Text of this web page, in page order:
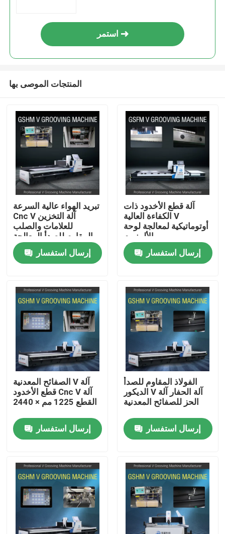
منزل
إتصال
أشرطة فيديو
آلة الحز V عالية السرعة
آلة الحز CNC V
آلة الحز التلقائي V
آلة الحز الصفائح المعدنية
آلة V Groover
استمر
المنتجات الموصى بها
تبريد الهواء عالية السرعة
Cnc V آلة التخزين
للعلامات والصلب
المقاوم للصدأ المعالجة
إرسال استفسار
آلة قطع الأخدود ذات
الكفاءة العالية V
أوتوماتيكية لمعالجة لوحة
الألمنيوم
إرسال استفسار
الصفائح المعدنية V آلة
قطع الأخدود Cnc V آلة
القطع 1225 مم × 2440
إرسال استفسار
الفولاذ المقاوم للصدأ
الديكور V آلة الحفار آلة
الحز للصفائح المعدنية
إرسال استفسار